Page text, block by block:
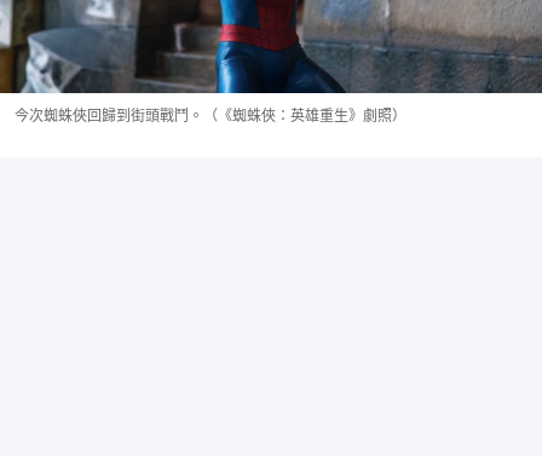
今次蜘蛛俠回歸到街頭戰鬥。（《蜘蛛俠：英雄重生》劇照）